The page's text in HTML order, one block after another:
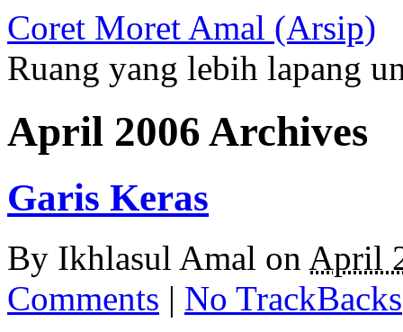
Coret Moret Amal (Arsip)
Ruang yang lebih lapang
April 2006 Archives
Garis Keras
By Ikhlasul Amal on April
Comments | No TrackBacks